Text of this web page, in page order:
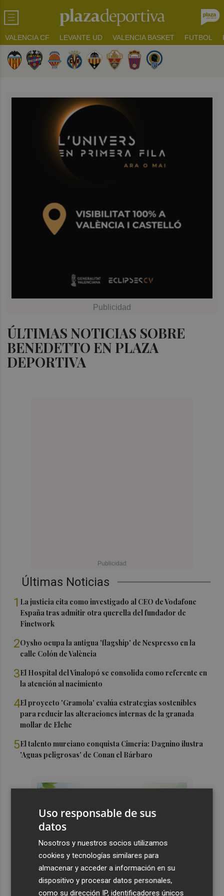
VALENCIA CF LEVANTE UD VALENCIA BASKET FUTBOL
ÚLTIMAS NOTICIAS SOBRE
BENEDETTO EN PLAZA
DEPORTIVA
Últimas Noticias
1 La justicia cita como investigado al CEO de Vodafone
España tras admitir otra querella del fundador de
Finetwork
2Oysho ocupa la antigua 'flagship' de Nespresso en la
calle Colón de València
3El Hospital del Vinalopó se consolida como referente en
la atención al nacimiento
4El proyecto 'Gramola' evalúa estrategias sostenibles
para reducir las alteraciones internas de la granada
mollar de Elche
5El talento murciano conquista Cimeria: Dagnino ilustra
'Aguas peligrosas' de Conan el Bárbaro
Uso responsable de sus
datos
Nosotros y nuestros socios utilizamos
cookies y tecnologías similares para
almacenar y acceder a información en su
dispositivo y procesar datos personales,
como su dirección IP, identificadores únicos